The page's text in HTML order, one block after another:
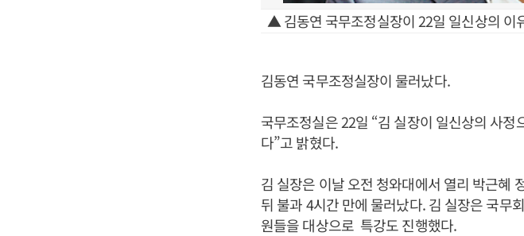
▲ 김동연 국무조정실장이 22일 일신상의 이
김동연 국무조정실장이 물러났다.
국무조정실은 22일 “김 실장이 일신상의 사
다”고 밝혔다.
김 실장은 이날 오전 청와대에서 열리 박근혜
뒤 불과 4시간 만에 물러났다. 김 실장은 국무
원들을 대상으로 특강도 진행했다.